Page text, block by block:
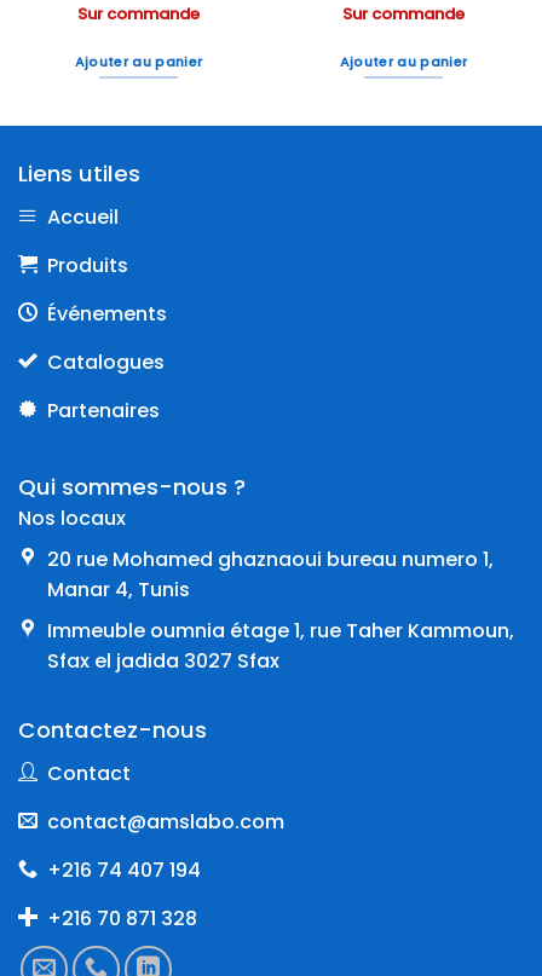
Sur commande
Ajouter au panier
Sur commande
Ajouter au panier
Liens utiles
Accueil
Produits
Événements
Catalogues
Partenaires
Qui sommes-nous ?
Nos locaux
20 rue Mohamed ghaznaoui bureau numero 1,
Manar 4, Tunis
Immeuble oumnia étage 1, rue Taher Kammoun,
Sfax el jadida 3027 Sfax
Contactez-nous
Contact
contact@amslabo.com
+216 74 407 194
+216 70 871 328